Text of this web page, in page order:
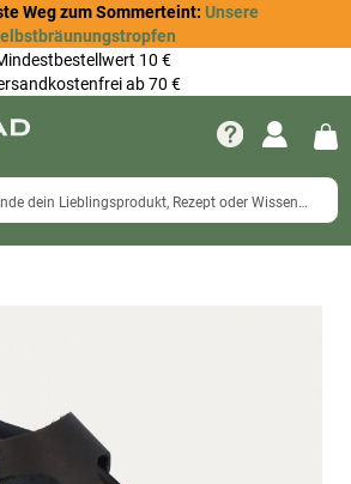
Weg zum Sommerteint: Unsere
10 €
ab 70 €